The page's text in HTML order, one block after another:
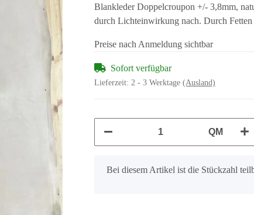
Blankleder Doppelcroupon +/- 3,8mm,
durch Lichteinwirkung nach. Durch
Preise nach Anmeldung sichtbar
Sofort verfügbar
Lieferzeit: 2 - 3 Werktage (Ausland)
QM
x
Bei diesem Artikel ist die Stückzahl